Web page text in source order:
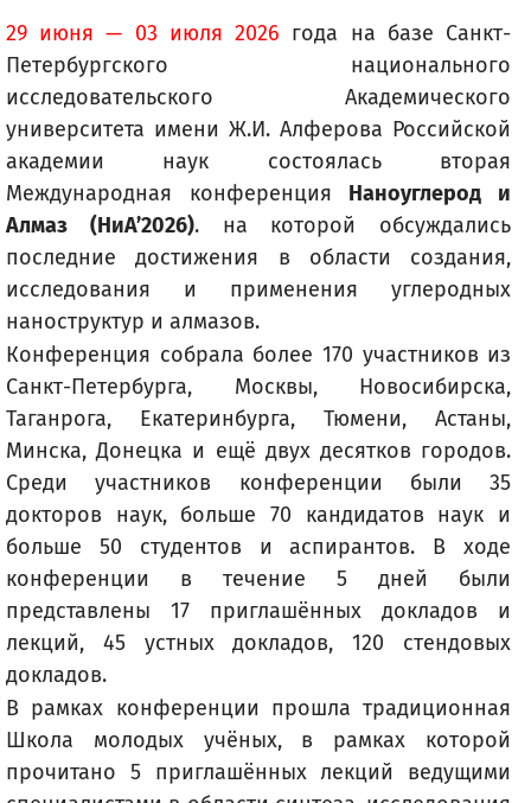
29 июня — 03 июля 2026 года на базе Санкт-
Петербургского национального
исследовательского Академического
университета имени Ж.И. Алферова Российской
академии наук состоялась вторая
Международная конференция Наноуглерод и
Алмаз (НиА’2026). на которой обсуждались
последние достижения в области создания,
исследования и применения углеродных
наноструктур и алмазов.
Конференция собрала более 170 участников из
Санкт-Петербурга, Москвы, Новосибирска,
Таганрога, Екатеринбурга, Тюмени, Астаны,
Минска, Донецка и ещё двух десятков городов.
Среди участников конференции были 35
докторов наук, больше 70 кандидатов наук и
больше 50 студентов и аспирантов. В ходе
конференции в течение 5 дней были
представлены 17 приглашённых докладов и
лекций, 45 устных докладов, 120 стендовых
докладов.
В рамках конференции прошла традиционная
Школа молодых учёных, в рамках которой
прочитано 5 приглашённых лекций ведущими